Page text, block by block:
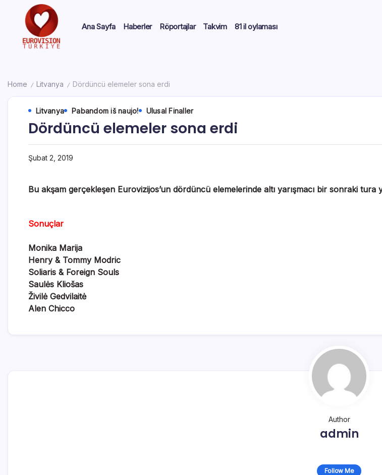
Ana Sayfa Haberler Röportajlar Takvim 81 il oylaması
Home / Litvanya / Dördüncü elemeler sona erdi
Litvanya Pabandom iš naujo! Ulusal Finaller
Dördüncü elemeler sona erdi
Şubat 2, 2019
Bu akşam gerçekleşen Eurovizijos’un dördüncü elemelerinde altı yarışmacı bir sonraki tura
Sonuçlar
Monika Marija
Henry & Tommy Modric
Soliaris & Foreign Souls
Saulės Kliošas
Živilė Gedvilaitė
Alen Chicco
Author
admin
Follow Me